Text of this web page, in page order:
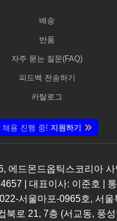
배송
반품
자주 묻는 질문(FAQ)
피드백 전송하기
카탈로그
채용 진행 중! 지원하기
, 에드몬드옵틱스코리아
| 대표이사: 이준호 |
서울마포-0965호, 서울
북로 21, 7층 (서교동, 풍